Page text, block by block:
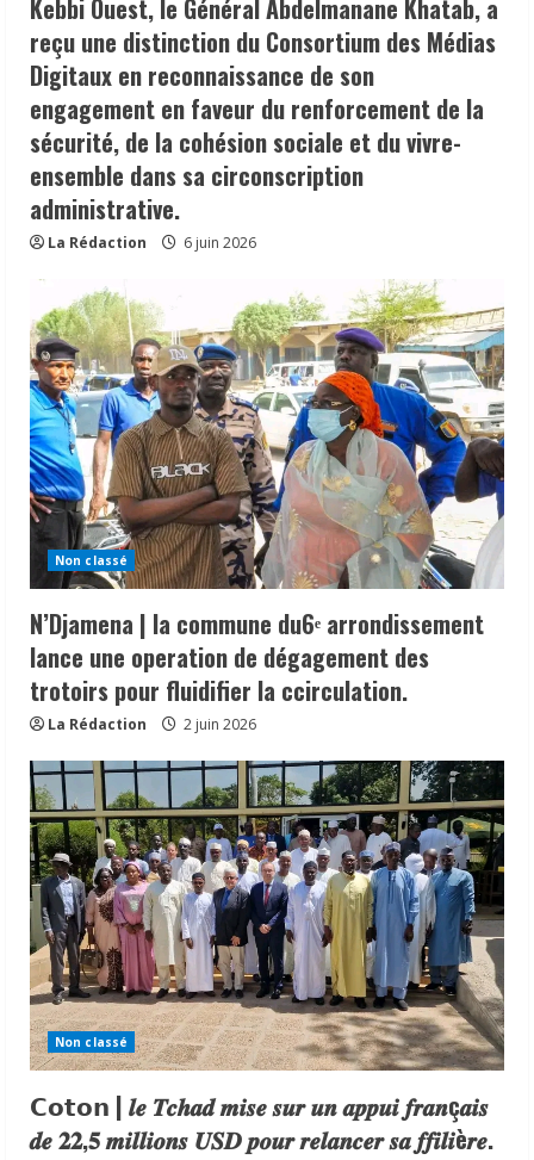
Kebbi Ouest, le Général Abdelmanane Khatab, a
reçu une distinction du Consortium des Médias
Digitaux en reconnaissance de son
engagement en faveur du renforcement de la
sécurité, de la cohésion sociale et du vivre-
ensemble dans sa circonscription
administrative.
La Rédaction 6 juin 2026
Non classé
N’Djamena | la commune du6ᵉ arrondissement
lance une operation de dégagement des
trotoirs pour fluidifier la ccirculation.
La Rédaction 2 juin 2026
Non classé
𝗖𝗼𝘁𝗼𝗻 | 𝒍𝒆 𝑻𝒄𝒉𝒂𝒅 𝒎𝒊𝒔𝒆 𝒔𝒖𝒓 𝒖𝒏 𝒂𝒑𝒑𝒖𝒊 𝒇𝒓𝒂𝒏ç𝒂𝒊𝒔
𝒅𝒆 𝟐𝟐,𝟓 𝒎𝒊𝒍𝒍𝒊𝒐𝒏𝒔 𝑼𝑺𝑫 𝒑𝒐𝒖𝒓 𝒓𝒆𝒍𝒂𝒏𝒄𝒆𝒓 𝒔𝒂 𝒇𝒇𝒊𝒍𝒊è𝒓𝒆.